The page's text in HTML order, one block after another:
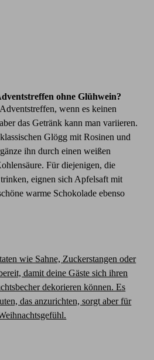
ohne Glühwein?
wenn es keinen
das Getränk kann man variieren.
Glögg mit Rosinen und
ihn durch einen weißen
Für diejenigen, die
eignen sich Apfelsaft mit
warme Schokolade ebenso
wie Sahne, Zuckerstangen oder
damit deine Gäste sich ihren
dekorieren können. Es
das anzurichten, sorgt aber für